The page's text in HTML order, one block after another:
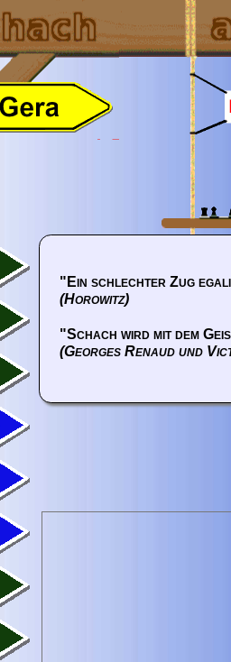
"Ein schlechter Zug
(Horowitz)
"Schach wird mit dem
(Georges Renaud und